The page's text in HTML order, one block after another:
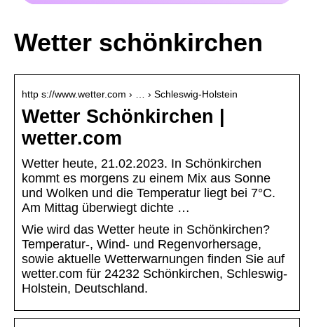
Wetter schönkirchen
http s://www.wetter.com › … › Schleswig-Holstein
Wetter Schönkirchen |
wetter.com
Wetter heute, 21.02.2023. In Schönkirchen
kommt es morgens zu einem Mix aus Sonne
und Wolken und die Temperatur liegt bei 7°C.
Am Mittag überwiegt dichte …
Wie wird das Wetter heute in Schönkirchen?
Temperatur-, Wind- und Regenvorhersage,
sowie aktuelle Wetterwarnungen finden Sie auf
wetter.com für 24232 Schönkirchen, Schleswig-
Holstein, Deutschland.